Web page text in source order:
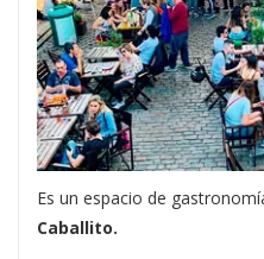
Es un espacio de
Caballito.